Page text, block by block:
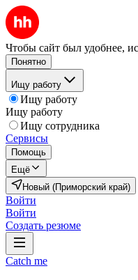
Чтобы сайт был удобнее,
Понятно
Ищу работу
Ищу работу
Ищу работу
Ищу сотрудника
Сервисы
Помощь
Ещё
Новый (Приморский край)
Войти
Войти
Создать резюме
Catch me